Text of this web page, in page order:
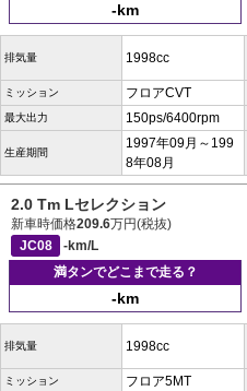
-km
排気量 1998cc
ミッション フロアCVT
最大出力 150ps/6400rpm
生産期間
1997年09月～199
8年08月
2.0 Tm Lセレクション
新車時価格209.6万円(税抜)
JC08
-km/L
満タンでどこまで走る？
-km
排気量 1998cc
ミッション フロア5MT